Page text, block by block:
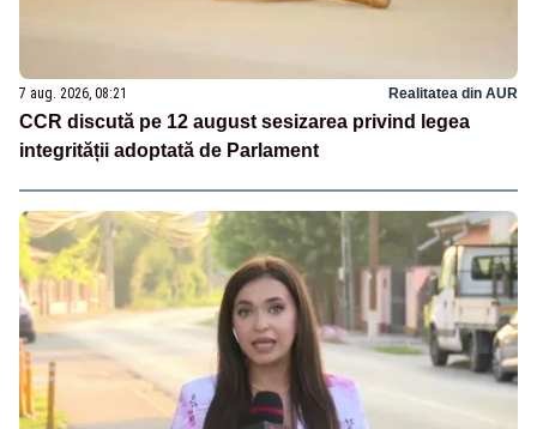
7 aug. 2026, 08:21 Realitatea din AUR
CCR discută pe 12 august sesizarea privind legea
integrității adoptată de Parlament